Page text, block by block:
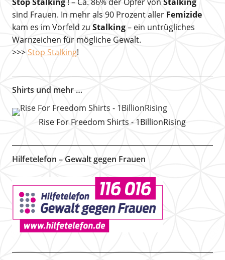
sind Frauen. In mehr als 90 Prozent aller Femizide
kam es im Vorfeld zu Stalking– ein untrügliches
Warnzeichen für mögliche Gewalt.
>>> Stop Stalking!
Shirts und mehr …
Rise For Freedom Shirts - 1BillionRising
Hilfetelefon – Gewalt gegen Frauen